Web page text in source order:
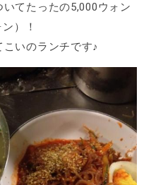
てたったの5,000ウォン
）！
いのランチです♪